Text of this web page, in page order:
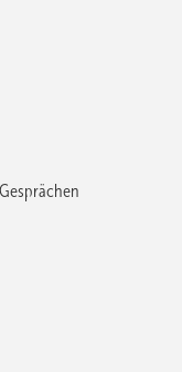
die für die
des Gehirns
Symposiums
5. Herbsttagung
Die
2011 in
unter
die Forscher des
des
für